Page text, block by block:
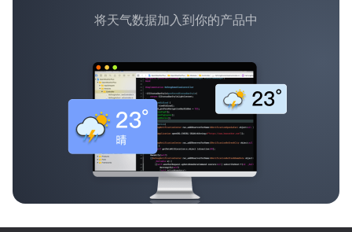
将天气数据加入到你的产品中